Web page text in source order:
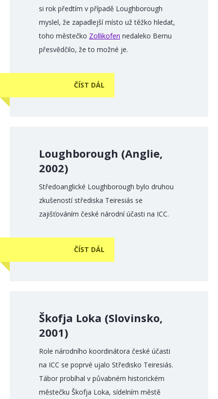
si rok předtím v případě Loughborough
myslel, že zapadlejší místo už těžko hledat,
toho městečko Zollikofen nedaleko Bernu
přesvědčilo, že to možné je.
ČÍST DÁL
Loughborough (Anglie,
2002)
Středoanglické Loughborough bylo druhou
zkušeností střediska Teiresiás se
zajišťováním české národní účasti na ICC.
ČÍST DÁL
Škofja Loka (Slovinsko,
2001)
Role národního koordinátora české účasti
na ICC se poprvé ujalo Středisko Teiresiás.
Tábor probíhal v půvabném historickém
městečku Škofja Loka, sídelním městě